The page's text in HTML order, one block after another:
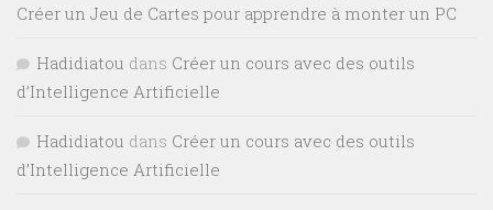
Créer un Jeu de Cartes pour apprendre à monter un PC
Hadidiatou dans Créer un cours avec des outils
d’Intelligence Artificielle
Hadidiatou dans Créer un cours avec des outils
d’Intelligence Artificielle